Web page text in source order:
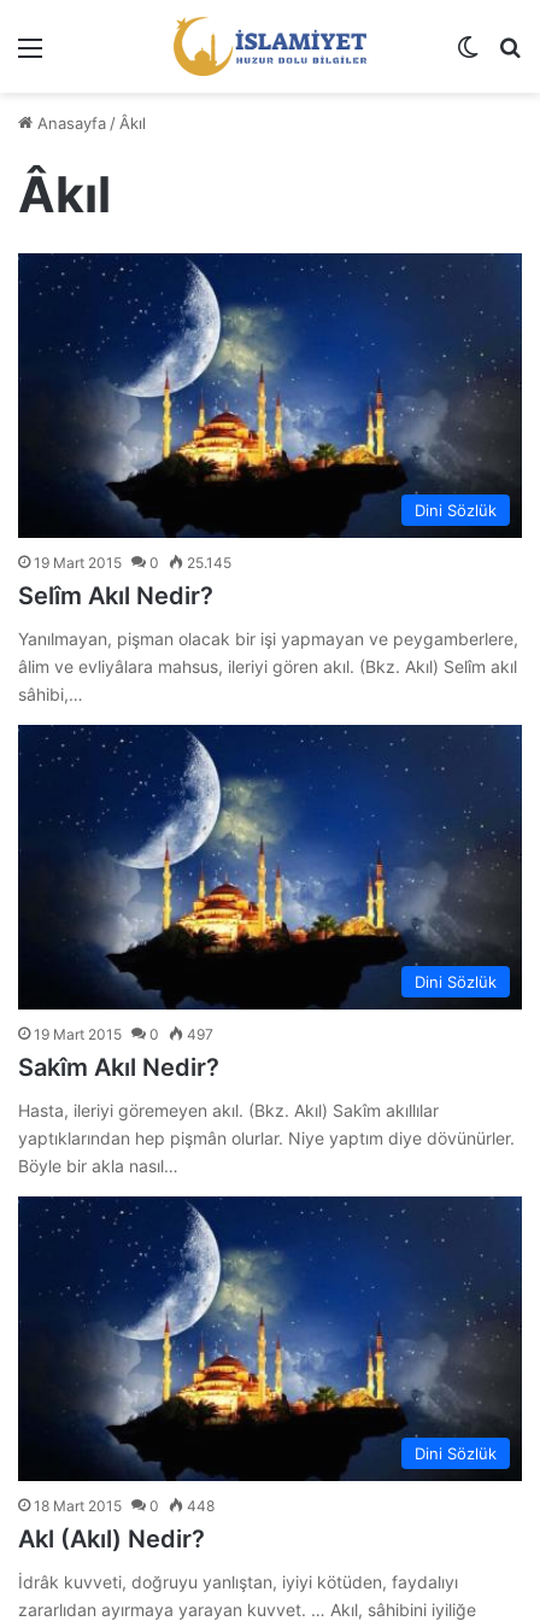
Dış
Anasayfa / Âkıl
Âkıl
Dini Sözlük
19 Mart 2015 0 25.145
Selîm Akıl Nedir?
Yanılmayan, pişman olacak bir işi yapmayan ve peygamberlere,
âlim ve evliyâlara mahsus, ileriyi gören akıl. (Bkz. Akıl) Selîm akıl
sâhibi,…
Dini Sözlük
19 Mart 2015 0 497
Sakîm Akıl Nedir?
Hasta, ileriyi göremeyen akıl. (Bkz. Akıl) Sakîm akıllılar
yaptıklarından hep pişmân olurlar. Niye yaptım diye dövünürler.
Böyle bir akla nasıl…
Dini Sözlük
18 Mart 2015 0 448
Akl (Akıl) Nedir?
İdrâk kuvveti, doğruyu yanlıştan, iyiyi kötüden, faydalıyı
zararlıdan ayırmaya yarayan kuvvet. … Akıl, sâhibini iyiliğe